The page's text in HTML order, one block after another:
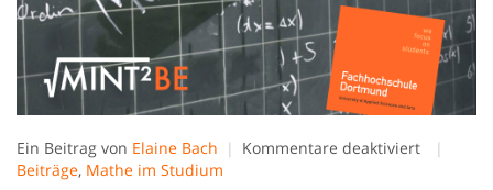
Ein Beitrag von Elaine Bach Kommentare deaktiviertfür
Beiträge, Mathe im Studium